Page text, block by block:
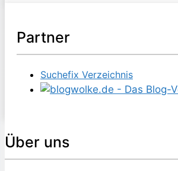
Partner
Suchefix Verzeichnis
Über uns